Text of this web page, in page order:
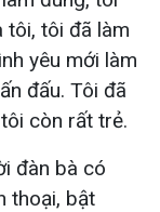
tôi, tôi đã làm
yêu mới làm
đấu. Tôi đã
còn rất trẻ.
đàn bà có
thoại, bật